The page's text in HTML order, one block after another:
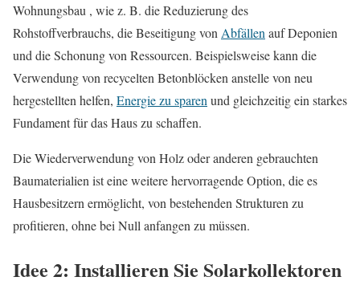
Wohnungsbau , wie z. B. die Reduzierung des
Rohstoffverbrauchs, die Beseitigung vonAbfällenauf Deponien
und die Schonung von Ressourcen. Beispielsweise kann die
Verwendung von recycelten Betonblöcken anstelle von neu
hergestellten helfen, Energie zu sparenund gleichzeitig ein starkes
Fundament für das Haus zu schaffen.
Die Wiederverwendung von Holz oder anderen gebrauchten
Baumaterialien ist eine weitere hervorragende Option, die es
Hausbesitzern ermöglicht, von bestehenden Strukturen zu
profitieren, ohne bei Null anfangen zu müssen.
Idee 2: Installieren Sie Solarkollektoren